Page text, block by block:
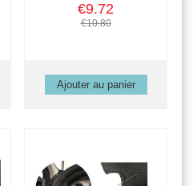
€9.72
€10.80